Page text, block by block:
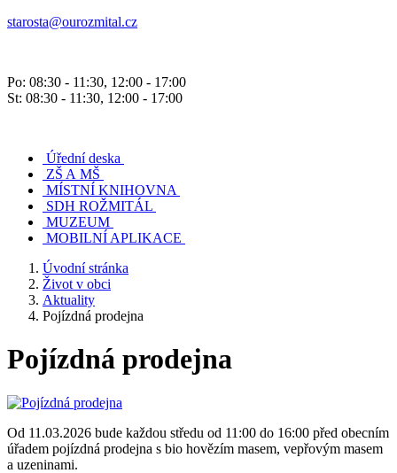
starosta@ourozmital.cz
Po: 08:30 - 11:30, 12:00 - 17:00
St: 08:30 - 11:30, 12:00 - 17:00
Úřední deska
ZŠ A MŠ
MÍSTNÍ KNIHOVNA
SDH ROŽMITÁL
MUZEUM
MOBILNÍ APLIKACE
Úvodní stránka
Život v obci
Aktuality
Pojízdná prodejna
Pojízdná prodejna
Od 11.03.2026 bude každou středu od 11:00 do 16:00 před obecním
úřadem pojízdná prodejna s bio hovězím masem, vepřovým masem
a uzeninami.